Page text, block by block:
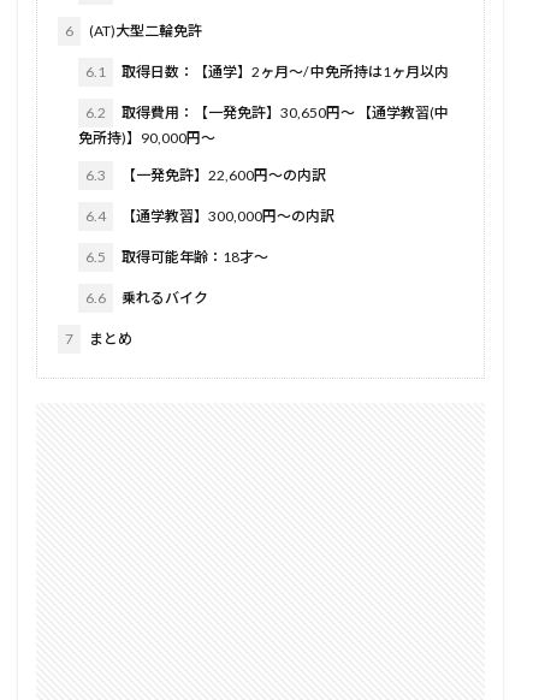
6 (AT)大型二輪免許
6.1 取得日数：【通学】2ヶ月〜/ 中免所持は1ヶ月以内
6.2
取得費用：【一発免許】30,650円〜 【通学教習(中
免所持)】90,000円〜
6.3 【一発免許】22,600円〜の内訳
6.4 【通学教習】300,000円〜の内訳
6.5 取得可能年齢：18才〜
6.6 乗れるバイク
7 まとめ